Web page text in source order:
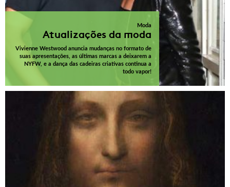
Moda
Atualizações da moda
Vivienne Westwood anuncia mudanças no formato de
suas apresentações, as últimas marcas a deixarem a
NYFW, e a dança das cadeiras criativas continua a
todo vapor!